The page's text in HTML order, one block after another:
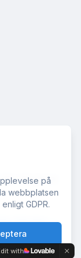
på
webbplatsen
GDPR.
rättigheter
tjänster →
with